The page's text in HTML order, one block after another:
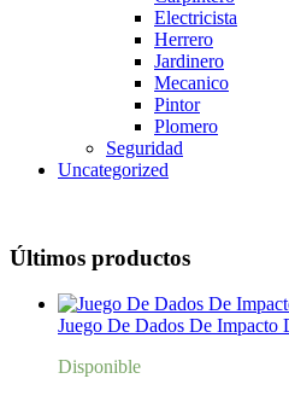
Electricista
Herrero
Jardinero
Mecanico
Pintor
Plomero
Seguridad
Uncategorized
Últimos productos
Juego De Dados De Impacto
Disponible